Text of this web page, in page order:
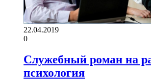
22.04.2019
0
Служебный роман на
психология